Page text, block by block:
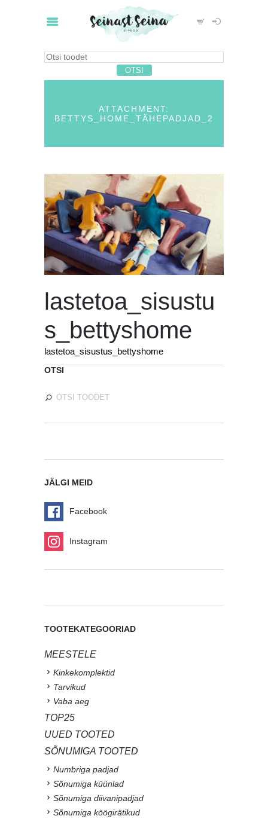
ATTACHMENT:
BETTYS_HOME_TÄHEPADJAD_2
lastetoa_sisustu
s_bettyshome
lastetoa_sisustus_bettyshome
OTSI
JÄLGI MEID
Facebook
Instagram
TOOTEKATEGOORIAD
MEESTELE
Kinkekomplektid
Tarvikud
Vaba aeg
TOP25
UUED TOOTED
SÕNUMIGA TOOTED
Numbriga padjad
Sõnumiga küünlad
Sõnumiga diivanipadjad
Sõnumiga köögirätikud